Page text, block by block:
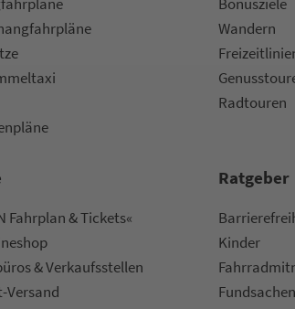
Wandern
Radtouren
Fahrplan & Tickets«
& Ver­kaufs­stel­len
Versand
Rat­ge­ber
Kinder
Fund­sachen